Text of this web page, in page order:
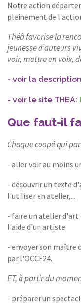
Notre action
pleinement de
Théâ favorise la
jeunesse d’auteurs
voir, mettre en voix,
- voir la
- voir le site THEA:
Que faut-il
Chaque coopé qui
- aller voir au moins
- découvrir un texte
l'utiliser en atelier,...
- faire un atelier d'art
l'aide d'un artiste
- envoyer son maître
par l'OCCE24.
ET, à partir du
- préparer un